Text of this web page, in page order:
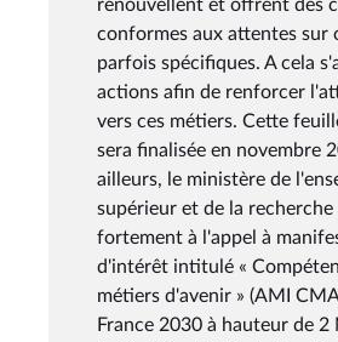
renouvellent et offrent des
conformes aux attentes sur
parfois spécifiques. A cela
actions afin de renforcer
vers ces métiers. Cette
sera finalisée en novembre
ailleurs, le ministère de
supérieur et de la
fortement à l'appel à
d'intérêt intitulé «
métiers d'avenir » (AMI
France 2030 à hauteur de 2